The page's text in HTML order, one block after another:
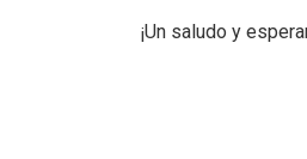
¡Un saludo y